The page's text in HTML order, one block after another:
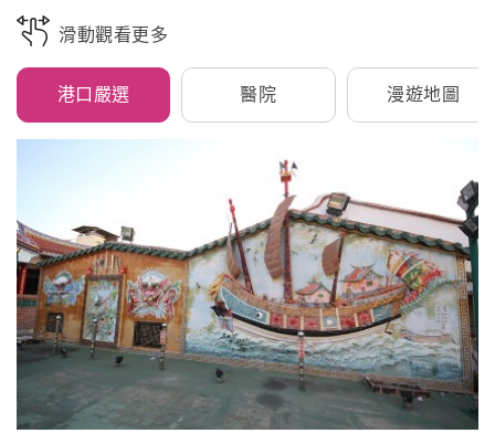
滑動觀看更多
港口嚴選 醫院 漫遊地圖